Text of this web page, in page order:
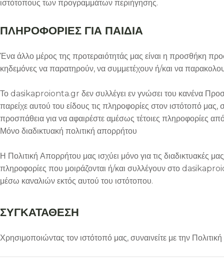
ιστότοπους των προγραμμάτων περιήγησης.
ΠΛΗΡΟΦΟΡΙΕΣ ΓΙΑ ΠΑΙΔΙΑ
Ένα άλλο μέρος της προτεραιότητάς μας είναι η προσθήκη
κηδεμόνες να παρατηρούν, να συμμετέχουν ή/και να
Το dasikaproionta.gr δεν συλλέγει εν γνώσει του κανένα
παρείχε αυτού του είδους τις πληροφορίες στον ιστότοπό
προσπάθεια για να αφαιρέστε αμέσως τέτοιες πληροφορίες
Μόνο διαδικτυακή πολιτική απορρήτου
Η Πολιτική Απορρήτου μας ισχύει μόνο για τις διαδικτυακές
πληροφορίες που μοιράζονται ή/και συλλέγουν στο
μέσω καναλιών εκτός αυτού του ιστότοπου.
ΣΥΓΚΑΤΑΘΕΣΗ
Χρησιμοποιώντας τον ιστότοπό μας, συναινείτε με την